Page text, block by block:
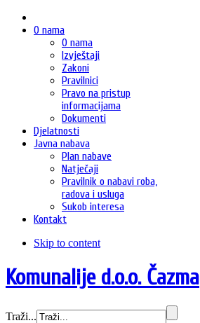
O nama
O nama
Izvještaji
Zakoni
Pravilnici
Pravo na pristup
informacijama
Dokumenti
Djelatnosti
Javna nabava
Plan nabave
Natječaji
Pravilnik o nabavi roba,
radova i usluga
Sukob interesa
Kontakt
Skip to content
Komunalije d.o.o. Čazma
Traži...